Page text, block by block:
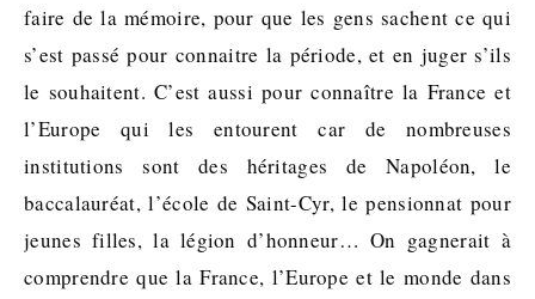
faire de la mémoire, pour que les gens sachent ce qui
s’est passé pour connaitre la période, et en juger s’ils
le souhaitent. C’est aussi pour connaître la France et
l’Europe qui les entourent car de nombreuses
institutions sont des héritages de Napoléon, le
baccalauréat, l’école de Saint-Cyr, le pensionnat pour
jeunes filles, la légion d’honneur… On gagnerait à
comprendre que la France, l’Europe et le monde dans